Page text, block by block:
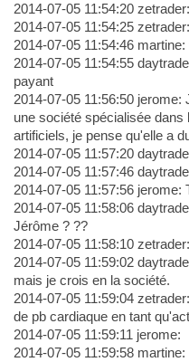
2014-07-05 11:54:20
2014-07-05 11:54:25
2014-07-05 11:54:46
2014-07-05 11:54:55
payant
2014-07-05 11:56:50
une société spécialisée
artificiels, je pense qu'elle a
2014-07-05 11:57:20
2014-07-05 11:57:46
2014-07-05 11:57:56 jerome:
2014-07-05 11:58:06
Jérôme ? ??
2014-07-05 11:58:10
2014-07-05 11:59:02
mais je crois en la société.
2014-07-05 11:59:04
de pb cardiaque en tant
2014-07-05 11:59:11 jerome:
2014-07-05 11:59:58